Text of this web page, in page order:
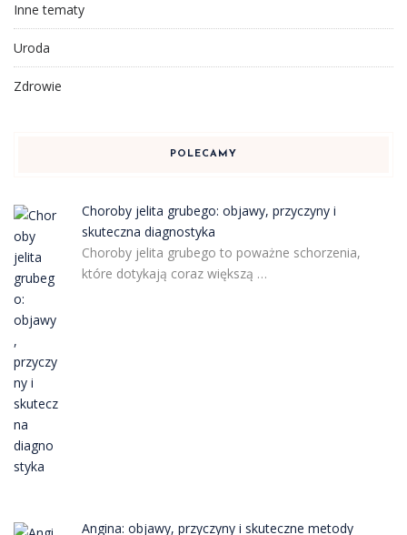
Inne tematy
Uroda
Zdrowie
POLECAMY
Choroby jelita grubego: objawy, przyczyny i
skuteczna diagnostyka
Choroby jelita grubego to poważne schorzenia,
które dotykają coraz większą …
Angina: objawy, przyczyny i skuteczne metody